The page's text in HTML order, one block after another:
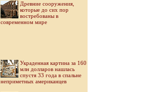
Древние сооружения,
которые до сих пор
востребованы в
современном мире
Украденная картина за 160
млн долларов нашлась
спустя 33 года в спальне
неприметных американцев